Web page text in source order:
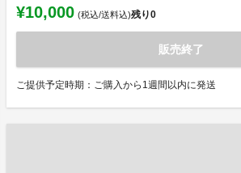
¥10,000 (税込/送料込)残り0
販売終了
ご提供予定時期：ご購入から1週間以内に発送